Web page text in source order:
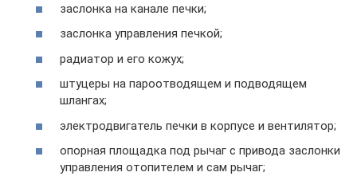
заслонка на канале печки;
заслонка управления печкой;
радиатор и его кожух;
штуцеры на пароотводящем и подводящем
шлангах;
электродвигатель печки в корпусе и вентилятор;
опорная площадка под рычаг с привода заслонки
управления отопителем и сам рычаг;